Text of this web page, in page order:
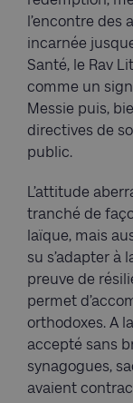
l’encontre des
incarnée
Santé, le Rav
comme un
Messie puis,
directives de
public.
L’attitude
tranché de
laïque, mais
su s’adapter à
preuve de
permet
orthodoxes. A
accepté sans
synagogues,
avaient